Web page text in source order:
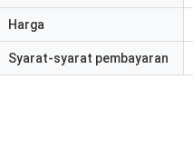
Harga
Syarat-syarat pembayaran